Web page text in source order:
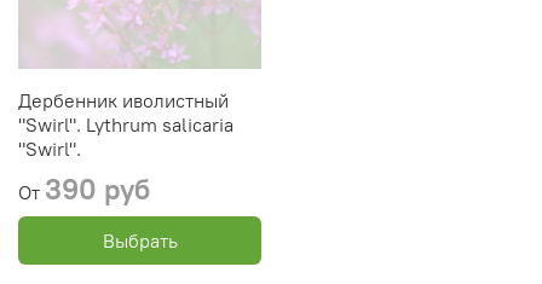
Дербенник иволистный
"Swirl". Lythrum salicaria
"Swirl".
От 390 руб
Выбрать